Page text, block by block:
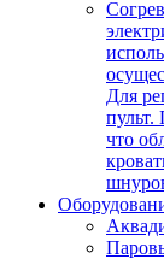
Для
пульт.
что